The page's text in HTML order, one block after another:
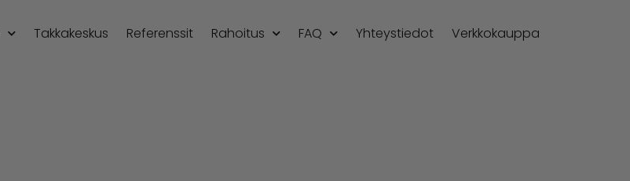
Takkakeskus Referenssit Rahoitus FAQ Yhteystiedot Verkkokauppa